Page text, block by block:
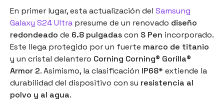
En primer lugar, esta actualización del Samsung
Galaxy S24 Ultra presume de un renovado diseño
redondeado de 6.8 pulgadascon S Pen incorporado.
Este llega protegido por un fuerte marco de titanio
y un cristal delantero Corning Corning® Gorilla®
Armor 2. Asimismo, la clasificación IP68* extiende la
durabilidad del dispositivo con su resistencia al
polvo y al agua.